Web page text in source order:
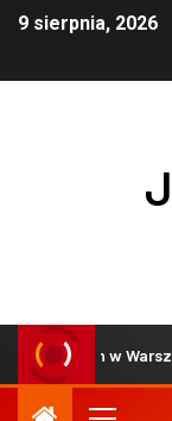
9 sierpnia, 2026
kinach w Warszawie